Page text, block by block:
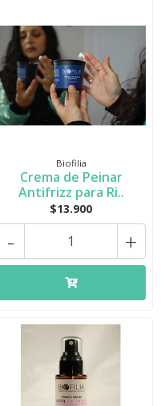
Biofilia
Crema de Peinar
Antifrizz para Ri..
$13.900
+
-